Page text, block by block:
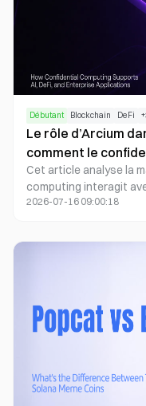
Débutant Blockchain DeFi +
Le rôle d’Arcium
comment le
la DeFi et les
Cet article analyse la
computing interagit
d’entreprise et les
2026-07-16 09:00:18